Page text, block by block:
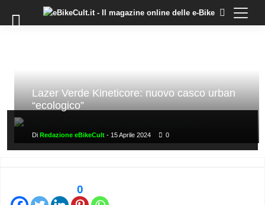
×
STORIE
TRAINING
TUTORIAL
LO
EBIKECULT
Lazer Verde Kineticore: nuovo casco urban
“ecologico”
Di Redazione eBikeCult - 15 Aprile 2024 0
0